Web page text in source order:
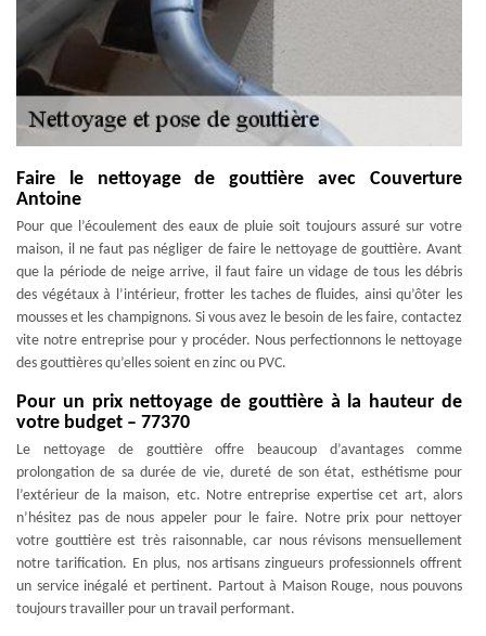
Faire le nettoyage de gouttière avec Couverture
Antoine
Pour que l’écoulement des eaux de pluie soit toujours assuré sur votre
maison, il ne faut pas négliger de faire le nettoyage de gouttière. Avant
que la période de neige arrive, il faut faire un vidage de tous les débris
des végétaux à l’intérieur, frotter les taches de fluides, ainsi qu’ôter les
mousses et les champignons. Si vous avez le besoin de les faire, contactez
vite notre entreprise pour y procéder. Nous perfectionnons le nettoyage
des gouttières qu’elles soient en zinc ou PVC.
Pour un prix nettoyage de gouttière à la hauteur de
votre budget – 77370
Le nettoyage de gouttière offre beaucoup d’avantages comme
prolongation de sa durée de vie, dureté de son état, esthétisme pour
l’extérieur de la maison, etc. Notre entreprise expertise cet art, alors
n’hésitez pas de nous appeler pour le faire. Notre prix pour nettoyer
votre gouttière est très raisonnable, car nous révisons mensuellement
notre tarification. En plus, nos artisans zingueurs professionnels offrent
un service inégalé et pertinent. Partout à Maison Rouge, nous pouvons
toujours travailler pour un travail performant.